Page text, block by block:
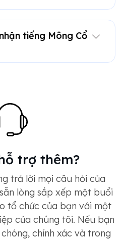
tiếng Mông Cổ
trợ thêm?
trả lời mọi câu hỏi của
lòng sắp xếp một buổi
tổ chức của bạn với một
của chúng tôi. Nếu bạn
chính xác và trong